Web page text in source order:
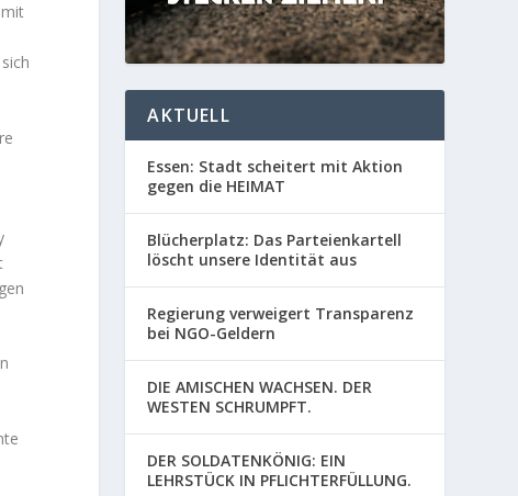
AKTUELL
Essen: Stadt scheitert mit Aktion
gegen die HEIMAT
Blücherplatz: Das Parteienkartell
löscht unsere Identität aus
Regierung verweigert Transparenz
bei NGO-Geldern
DIE AMISCHEN WACHSEN. DER
WESTEN SCHRUMPFT.
DER SOLDATENKÖNIG: EIN
LEHRSTÜCK IN PFLICHTERFÜLLUNG.